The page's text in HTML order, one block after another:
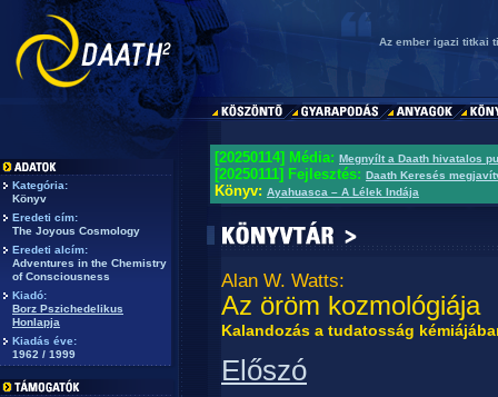
Az ember igazi titkai
Kategória:
Könyv
Eredeti cím:
The Joyous Cosmology
Eredeti alcím:
Adventures in the Chemistry
of Consciousness
Kiadó:
Borz Pszichedelikus
Honlapja
Kiadás éve:
1962 / 1999
[20250114] Média: Megnyílt a Daath hivatalos
[20250111] Fejlesztés: Daath Keresés
Könyv: Ayahuasca – A Lélek Indája
Alan W. Watts:
Az öröm kozmológiája
Kalandozás a tudatosság
Előszó